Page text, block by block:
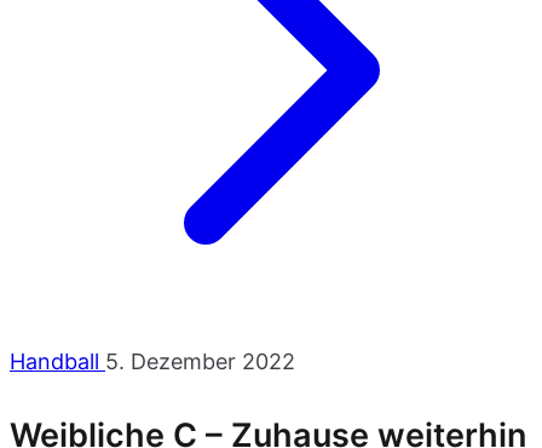
Handball 5. Dezember 2022
Weibliche C – Zuhause weiterhin